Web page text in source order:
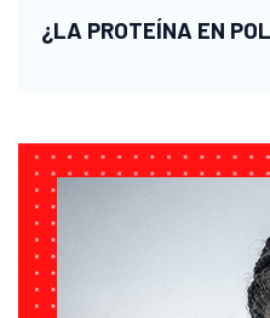
¿LA PROTEÍNA EN